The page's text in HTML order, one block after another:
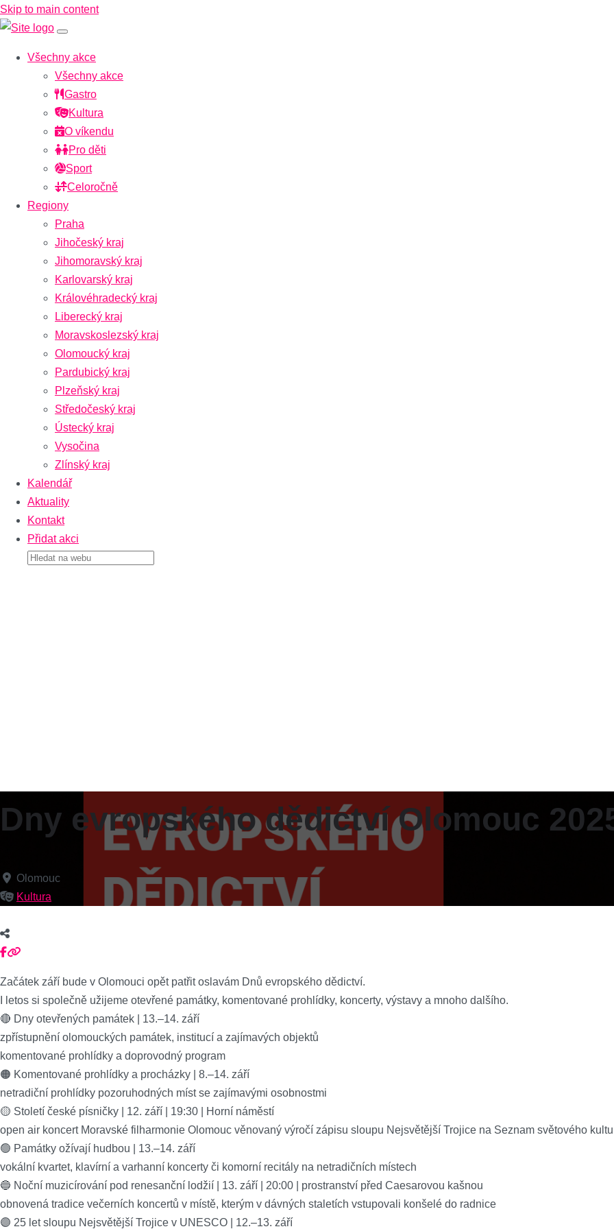
Skip to main content
Všechny akce
Všechny akce
Gastro
Kultura
O víkendu
Pro děti
Sport
Celoročně
Regiony
Praha
Jihočeský kraj
Jihomoravský kraj
Karlovarský kraj
Královéhradecký kraj
Liberecký kraj
Moravskoslezský kraj
Olomoucký kraj
Pardubický kraj
Plzeňský kraj
Středočeský kraj
Ústecký kraj
Vysočina
Zlínský kraj
Kalendář
Aktuality
Kontakt
Přidat akci
Dny evropského dědictví Olomouc
Olomouc
Kultura
Začátek září bude v Olomouci opět patřit oslavám Dnů evropského dědictví.
I letos si společně užijeme otevřené památky, komentované prohlídky, koncerty, výstavy a mnoho dalšího.
🔴 Dny otevřených památek | 13.–14. září
zpřístupnění olomouckých památek, institucí a zajímavých objektů
komentované prohlídky a doprovodný program
🟠 Komentované prohlídky a procházky | 8.–14. září
netradiční prohlídky pozoruhodných míst se zajímavými osobnostmi
🟡 Století české písničky | 12. září | 19:30 | Horní náměstí
open air koncert Moravské filharmonie Olomouc věnovaný výročí zápisu sloupu Nejsvětější Trojice na Seznam světového
🟢 Památky ožívají hudbou | 13.–14. září
vokální kvartet, klavírní a varhanní koncerty či komorní recitály na netradičních místech
🔵 Noční muzicírování pod renesanční lodžií | 13. září | 20:00 | prostranství před Caesarovou kašnou
obnovená tradice večerních koncertů v místě, kterým v dávných staletích vstupovali konšelé do radnice
🟣 25 let sloupu Nejsvětější Trojice v UNESCO | 12.–13. září